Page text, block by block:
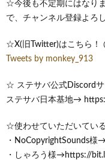
☆今後も不定期にはなり
で、チャンネル登録よろ
☆X(旧Twitter)はこちら！
Tweets by monkey_913
☆ ステサバ公式Discordサ
ステサバ日本基地→
☆使わせていただいてい
・NoCopyrightSounds
・しゃろう様→https://